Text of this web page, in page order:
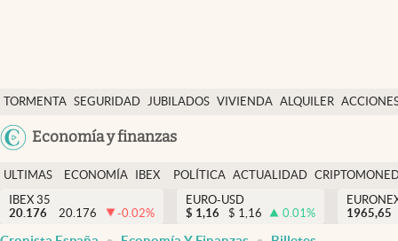
TORMENTA SEGURIDAD JUBILADOS VIVIENDA ALQUILER
USA
Economía y finanzas
Economía y finanzas
Política
Actualidad
Criptomonedas
ULTIMAS
NOTICIAS
ECONOMÍA
FINANZAS
IBEX
EURO
POLÍTICA ACTUALIDAD
IBEX 35
20.176
20.176 -0.02%
EURO-USD
$ 1,16 $ 1,16 0.01%
1965,65